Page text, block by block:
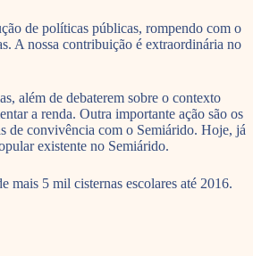
de políticas públicas, rompendo com o
A nossa contribuição é extraordinária no
além de debaterem sobre o contexto
a renda. Outra importante ação são os
de convivência com o Semiárido. Hoje, já
existente no Semiárido.
mais 5 mil cisternas escolares até 2016.